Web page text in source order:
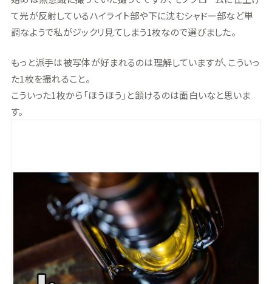
て光が反射しているハイライト部や下に沈むシャドー部など単
調なようで私がジックリ見てしまう1枚なので選びました。
もっと派手は被写体が好まれるのは理解していますが、こういっ
た1枚を撮れること。
こういった1枚から「ほうほう」と頷けるのは面白いなと思いま
す。